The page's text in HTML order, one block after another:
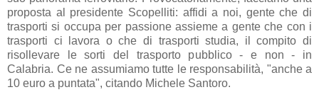
proposta al presidente Scopelliti: affidi a noi, gente che di
trasporti si occupa per passione assieme a gente che con i
trasporti ci lavora o che di trasporti studia, il compito di
risollevare le sorti del trasporto pubblico - e non - in
Calabria. Ce ne assumiamo tutte le responsabilità, "anche a
10 euro a puntata", citando Michele Santoro.